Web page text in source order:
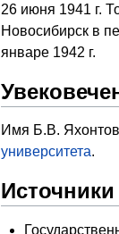
26 июня 1941 г.
Новосибирск в
январе 1942 г.
Имя Б.В.
университета.